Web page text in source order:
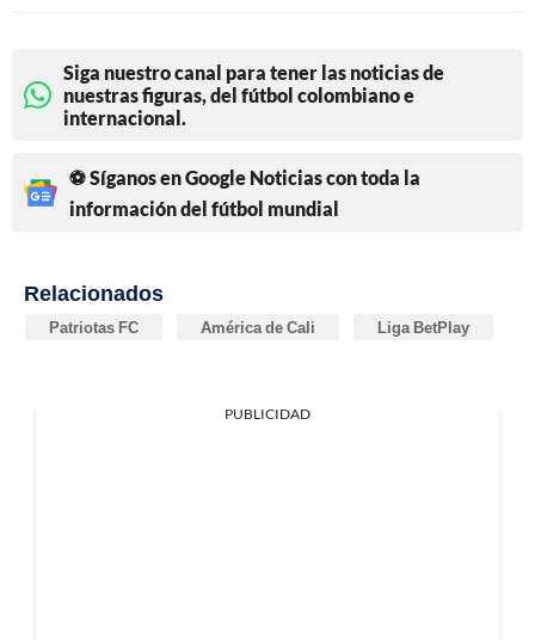
Siga nuestro canal para tener las noticias de
nuestras figuras, del fútbol colombiano e
internacional.
⚽ Síganos en Google Noticias con toda la
información del fútbol mundial
Relacionados
Patriotas FC América de Cali Liga BetPlay
PUBLICIDAD